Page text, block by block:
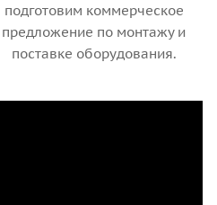
подготовим коммерческое
предложение по монтажу и
поставке оборудования.